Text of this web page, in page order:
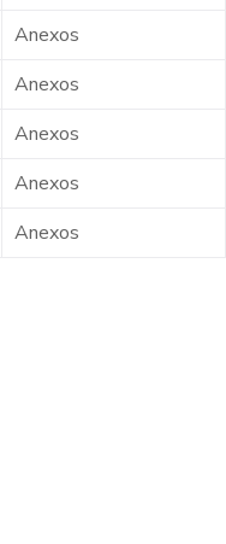
Anexos
Anexos
Anexos
Anexos
Anexos